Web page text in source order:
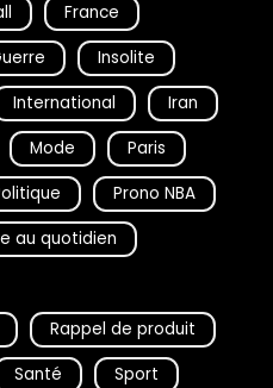
France
Insolite
International
Iran
Mode
Paris
Prono NBA
au quotidien
Rappel de produit
Santé Sport